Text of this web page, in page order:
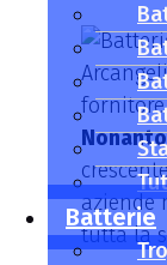
Batterie
aziende
tutta la